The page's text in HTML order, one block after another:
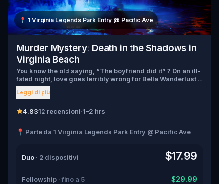
📍 1 Virginia Legends Park Entry @ Pacific Ave
Murder Mystery: Death in the Shadows in
Virginia Beach
You know the old saying, “The boyfriend did it” ? On an ill-
fated night, love goes terribly wrong for Bella Wanderlust
and Walter Bridges . Bella, a famous travel blogger, was
found dead during a ghost tour led by the theatrical Percy
Walter, the obsessed boyfriend? Percy, the ghost tour
suspects, and expose the real murderer before they strike
Leggi di più
4.8312 recensioni·1–2 hrs
📍 Parte da 1 Virginia Legends Park Entry @ Pacific Ave
Duo · 2 dispositivi $17.99
Fellowship · fino a 5 $29.99